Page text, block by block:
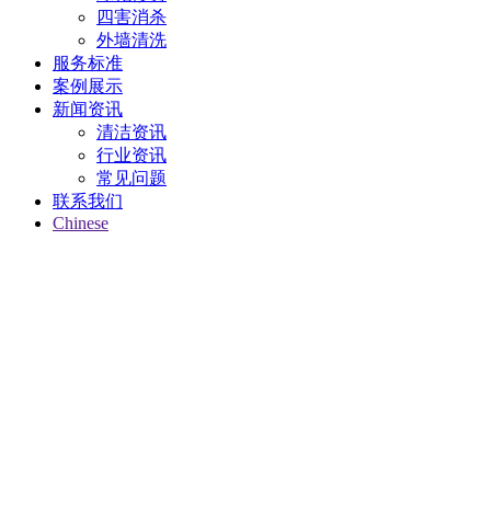
四害消杀
外墙清洗
服务标准
案例展示
新闻资讯
清洁资讯
行业资讯
常见问题
联系我们
Chinese